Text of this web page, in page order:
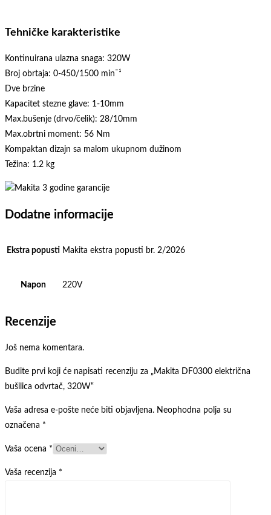
Tehničke karakteristike
Kontinuirana ulazna snaga: 320W
Broj obrtaja: 0-450/1500 min¯¹
Dve brzine
Kapacitet stezne glave: 1-10mm
Max.bušenje (drvo/čelik): 28/10mm
Max.obrtni moment: 56 Nm
Kompaktan dizajn sa malom ukupnom dužinom
Težina: 1.2 kg
Dodatne informacije
Ekstra popusti Makita ekstra popusti br. 2/2026
Napon 220V
Recenzije
Još nema komentara.
Budite prvi koji će napisati recenziju za „Makita DF0300 električna
bušilica odvrtač, 320W“
Vaša adresa e-pošte neće biti objavljena. Neophodna polja su
označena *
Vaša ocena *
Vaša recenzija *